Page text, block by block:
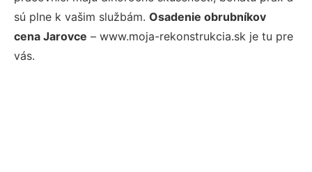
sú plne k vašim službám. Osadenie obrubníkov
cena Jarovce – www.moja-rekonstrukcia.sk je tu pre
vás.